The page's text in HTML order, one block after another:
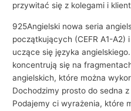
przywitać się z kolegami i
925Angielski nowa seria
początkujących (CEFR A1-A2)
uczące się języka
koncentrują się na
angielskich, które można
Dochodzimy prosto do sedna z
Podajemy ci wyrażenia, które
s
i
e